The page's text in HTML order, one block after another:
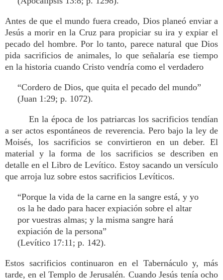
Antes de que el mundo fuera creado, Dios planeó enviar a
Jesús a morir en la Cruz para propiciar su ira y expiar el
pecado del hombre. Por lo tanto, parece natural que Dios
pida sacrificios de animales, lo que señalaría ese tiempo
en la historia cuando Cristo vendría como el verdadero
“Cordero de Dios, que quita el pecado del mundo”
(Juan 1:29; p. 1072).
En la época de los patriarcas los sacrificios tendían
a ser actos espontáneos de reverencia. Pero bajo la ley de
Moisés, los sacrificios se convirtieron en un deber. El
material y la forma de los sacrificios se describen en
detalle en el Libro de Levítico. Estoy sacando un versículo
que arroja luz sobre estos sacrificios Levíticos.
“Porque la vida de la carne en la sangre está, y yo
os la he dado para hacer expiación sobre el altar
por vuestras almas; y la misma sangre hará
expiación de la persona”
(Levítico 17:11; p. 142).
Estos sacrificios continuaron en el Tabernáculo y, más
tarde, en el Templo de Jerusalén. Cuando Jesús tenía ocho